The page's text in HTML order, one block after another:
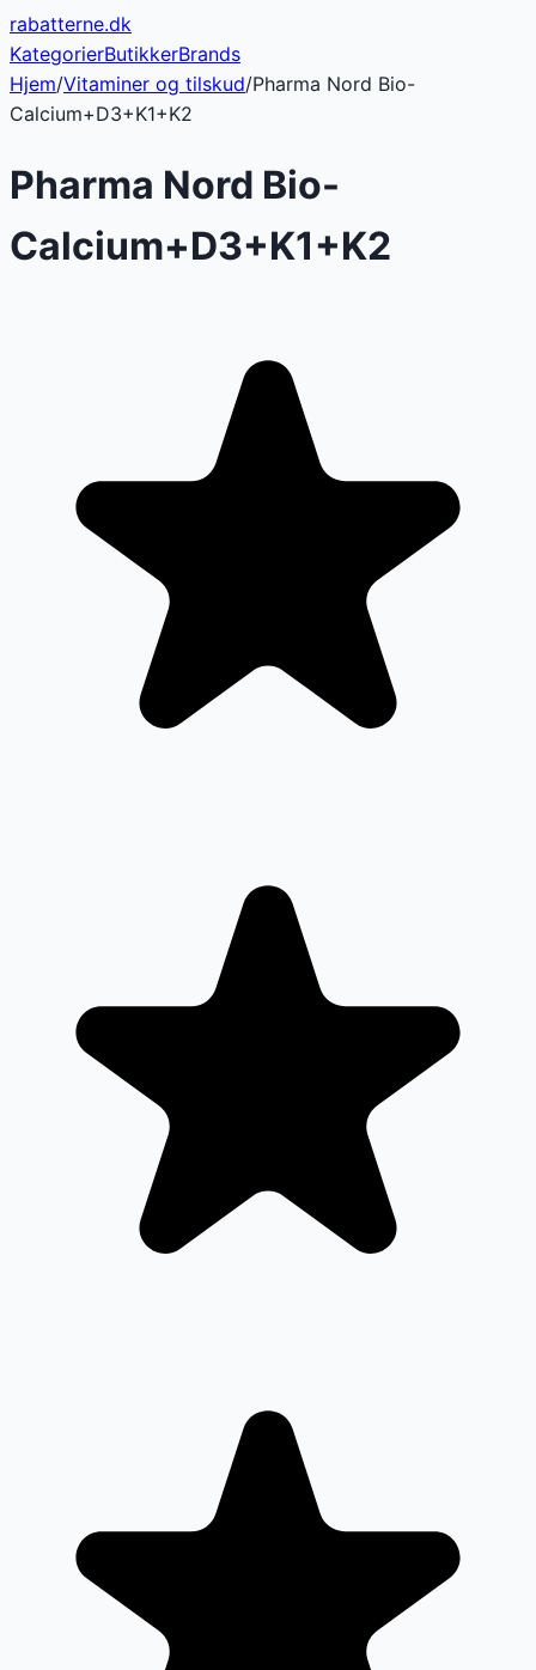
rabatterne.dk
KategorierButikkerBrands
Hjem/Vitaminer og tilskud/Pharma Nord Bio-
Calcium+D3+K1+K2
Pharma Nord Bio-
Calcium+D3+K1+K2